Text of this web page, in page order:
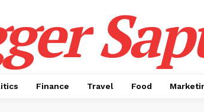
Finance Travel Food